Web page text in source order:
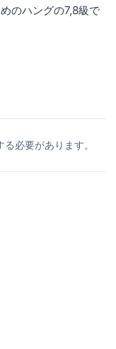
のハングの7,8級で
必要があります。